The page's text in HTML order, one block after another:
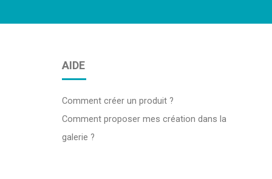
AIDE
Comment créer un produit ?
Comment proposer mes création dans la
galerie ?